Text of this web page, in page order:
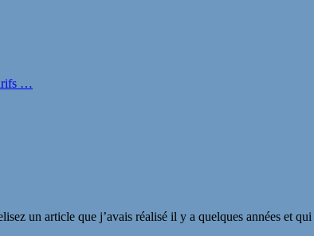
…
un article que j’avais réalisé il y a quelques années et